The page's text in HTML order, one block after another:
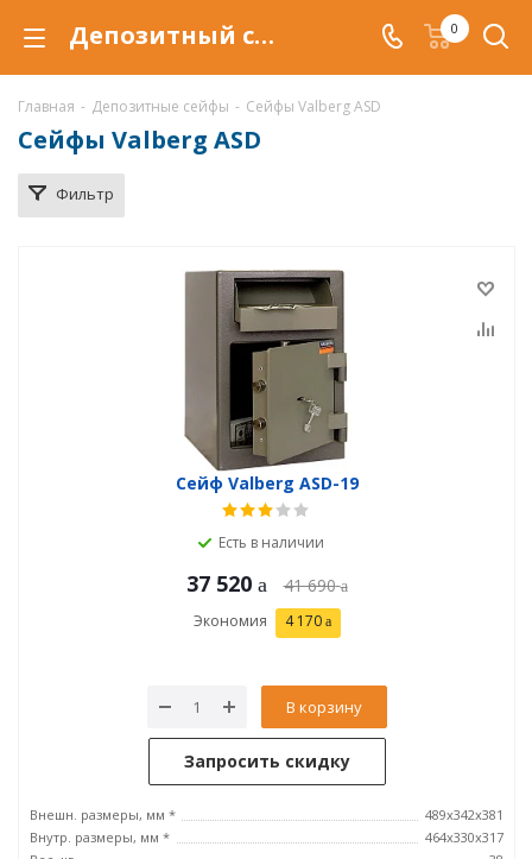
Депозитный сейф Valberg ASD в Уфе, сейф ASD, купить сейфы ASD по низкой цене, доставка депозитных сейфов 0
Главная - Депозитные сейфы - Сейфы Valberg ASD
Сейфы Valberg ASD
Фильтр
Сейф Valberg ASD-19
Есть в наличии
37 520 41 690
Экономия 4 170
В корзину
Запросить скидку
Внешн. размеры, мм *
489x342x381
Внутр. размеры, мм *
464х330х317